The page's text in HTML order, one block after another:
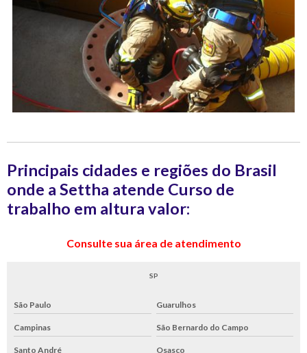
Principais cidades e regiões do Brasil
onde a Settha atende Curso de
trabalho em altura valor:
Consulte sua área de atendimento
SP
São Paulo Guarulhos
Campinas São Bernardo do Campo
Santo André Osasco